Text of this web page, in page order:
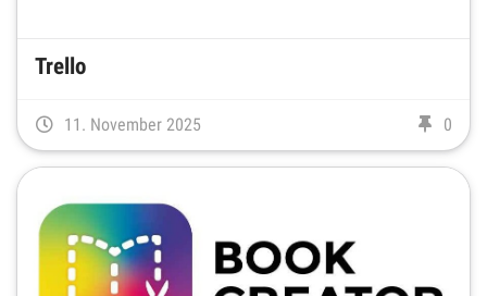
Trello
0
11. November 2025